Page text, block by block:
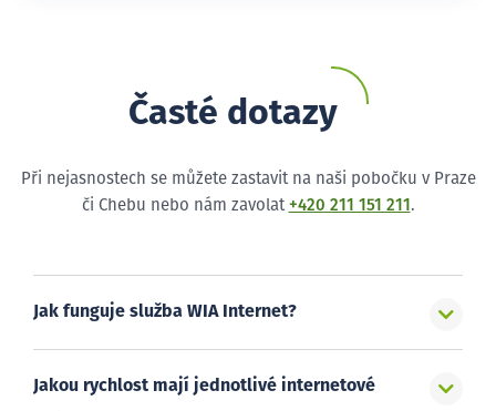
Časté dotazy
Při nejasnostech se můžete zastavit na naši pobočku v Praze
či Chebu nebo nám zavolat +420 211 151 211 .
Jak funguje služba WIA Internet?
Jakou rychlost mají jednotlivé internetové